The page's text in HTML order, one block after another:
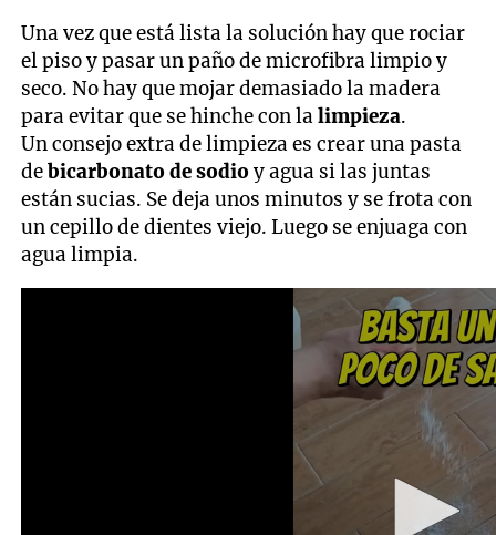
Una vez que está lista la solución hay que rociar
el piso y pasar un paño de microfibra limpio y
seco. No hay que mojar demasiado la madera
para evitar que se hinche con lalimpieza.
Un consejo extra de limpieza es crear una pasta
debicarbonato de sodioy agua si las juntas
están sucias. Se deja unos minutos y se frota con
un cepillo de dientes viejo. Luego se enjuaga con
agua limpia.